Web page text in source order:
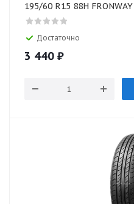
195/60 R15 88H FRONWAY
Достаточно
3 440 ₽